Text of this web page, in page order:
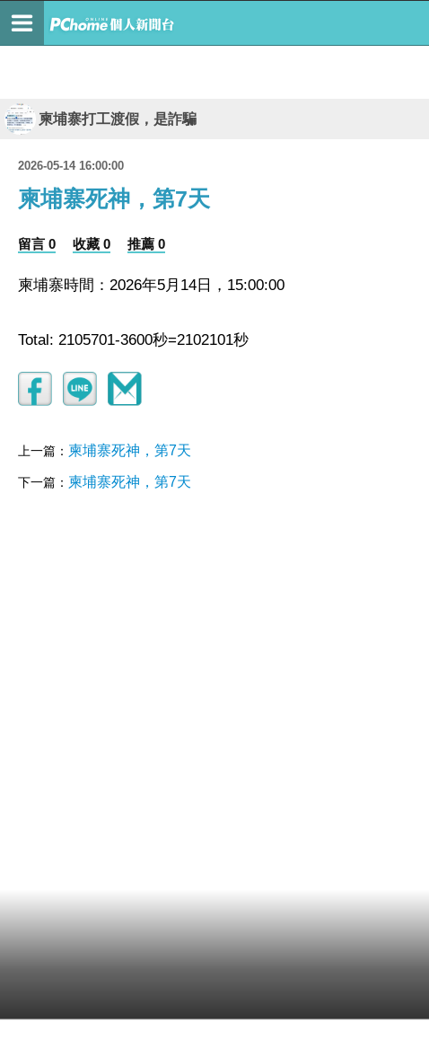
柬埔寨打工渡假，是詐騙
2026-05-14 16:00:00
柬埔寨死神，第7天
留言 0 收藏 0 推薦 0
柬埔寨時間：2026年5月14日，15:00:00
Total: 2105701-3600秒=2102101秒
上一篇： 柬埔寨死神，第7天
下一篇： 柬埔寨死神，第7天